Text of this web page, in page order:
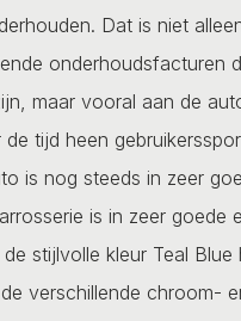
Dat is niet
onderhoudsfacturen
maar vooral aan de
tijd heen
is nog steeds in zeer
is in zeer goede
stijlvolle kleur Teal
verschillende chroom-